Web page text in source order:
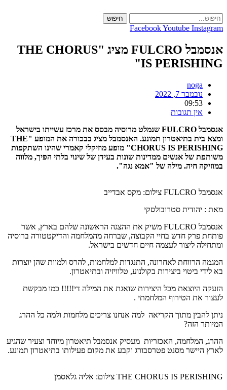
to
content
חיפוש
FacebookYoutube Instagram
אנסמבל FULCRO מציג
"THE CHORUS
IS PERISHING"
noga
נובמבר 7, 2022
09:53
אין תגובות
אנסמבל FULCRO שנמלט מרוסיה מבסס את מרכז עשייתו בישראל
ומצא בית בתיאטרון תמונע. האנסמבל מציג בבכורה את המופע "THE
CHORUS IS PERISHING" מופע מוזיקלי קאמרי שהינו השתקפות
משותפת של אנשים ממדינות שונות בעידן של שינוי בלתי הפיך, מלווה
במוזיקה חיה. מילה של "אמא נגה".
אנסמבל FULCRO צילום: מקס אבדייב
מאת : יהודית סטרובולסקי
אנסמבל FULCRO משיק את ההצגה הראשונה שלהם בארץ, אשר
פותחת פרק חדש בחיי הקבוצה, שברחה מהמלחמה והדיקטטורה ברוסיה
ומתחילה ליצור לעצמה חיים חדשים בישראל.
המגמה הרווחת לאחרונה, התנגדות למלחמות, להרס ולמוות שהן יוצרות
בא לידי ביטוי ביצירות בקולנוע, טלוויזיה ובתיאטרון.
הזעקה היוצאת מכל היצירות שואגת את המילה די!!!!! כמו מבקשת
לעצור את הטירוף המלחמתי .
ניתן להבין מתוך הקריאה למה אנחנו צריכים מלחמות ולמה כל ההרג
המיותר הזה?
ההרג, המלחמה, האכזריות מעסיק אנסמבל תיאטרון מיוחד וצעיר שהגיע
לארץ היישר מסנט פטרסבורג וקבע את מקום פעילותו בתיאטרון תמונע.
THE CHORUS IS PERISHING צילום: אליה גלאסמן